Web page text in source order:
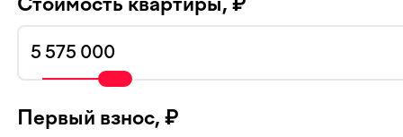
Первый взнос, ₽